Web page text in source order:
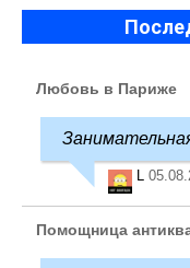
Любовь в Париже
Помощница